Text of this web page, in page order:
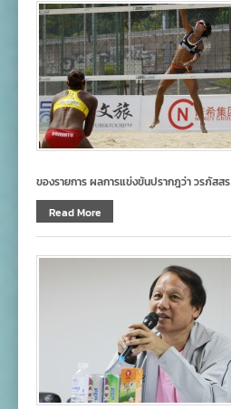
ของรายการ ผลการแข่งขันปรากฎว่า วรภัสสร
Read More